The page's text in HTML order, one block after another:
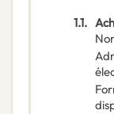
1.1.